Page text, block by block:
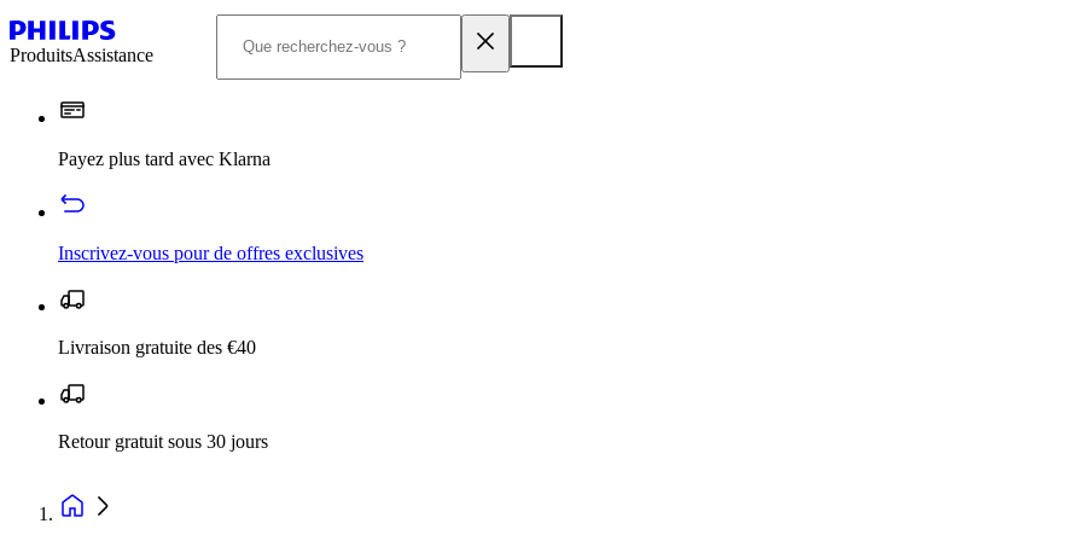
ProduitsAssistance
Payez plus tard avec Klarna
Inscrivez‑vous pour de offres exclusives
Livraison gratuite des €40
Retour gratuit sous 30 jours